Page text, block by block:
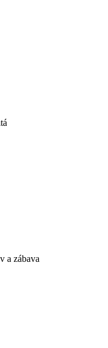
a zábava